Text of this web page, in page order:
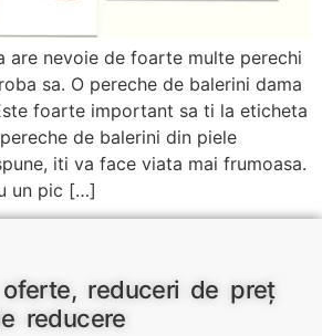
are nevoie de foarte multe perechi
sa. O pereche de balerini dama
foarte important sa ti la eticheta
de balerini din piele
iti va face viata mai frumoasa.
un pic […]
reduceri de preț
reducere